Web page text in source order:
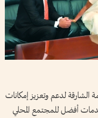
لدعم وتعزيز إمكانات
خدمات أفضل للمجتمع المحلي